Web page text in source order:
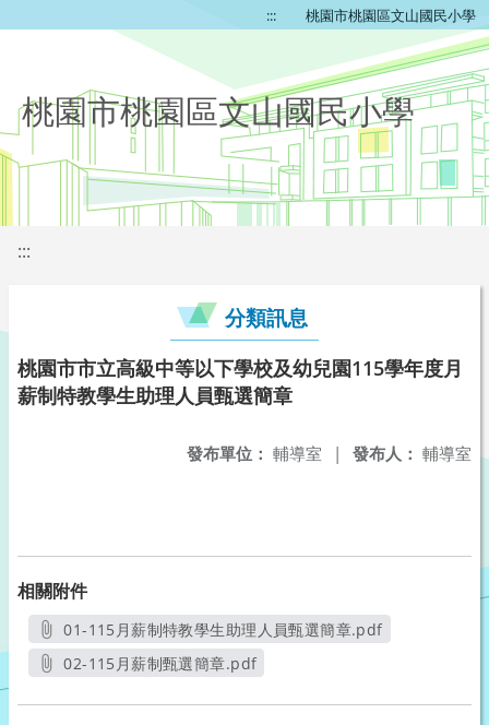
::: 桃園市桃園區文山國民小學
桃園市桃園區文山國民小學
:::
分類訊息
桃園市市立高級中等以下學校及幼兒園115學年度月
薪制特教學生助理人員甄選簡章
發布人： 輔導室
發布單位： 輔導室 |
相關附件
01-115月薪制特教學生助理人員甄選簡章.pdf
另開新視窗
02-115月薪制甄選簡章.pdf